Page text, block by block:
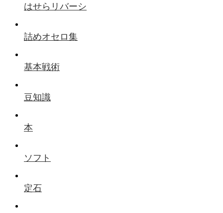
はせらリバーシ
詰めオセロ集
基本戦術
豆知識
本
ソフト
定石